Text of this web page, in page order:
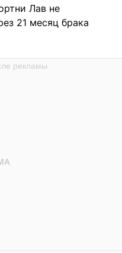
Лав не
21 месяц брака